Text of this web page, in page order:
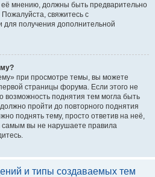
мнению, должны быть предварительно
свяжитесь с
получения дополнительной
при просмотре темы, вы можете
страницы форума. Если этого не
возможность поднятия тем могла быть
пройти до повторного поднятия
поднять тему, просто ответив на неё,
самым вы не нарушаете правила
и типы создаваемых тем